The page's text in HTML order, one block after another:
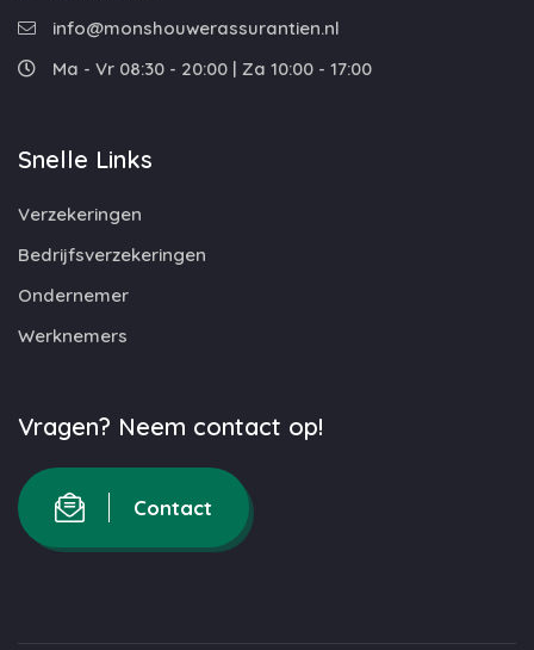
info@monshouwerassurantien.nl
Ma - Vr 08:30 - 20:00 | Za 10:00 - 17:00
Snelle Links
Verzekeringen
Bedrijfsverzekeringen
Ondernemer
Werknemers
Vragen? Neem contact op!
Contact